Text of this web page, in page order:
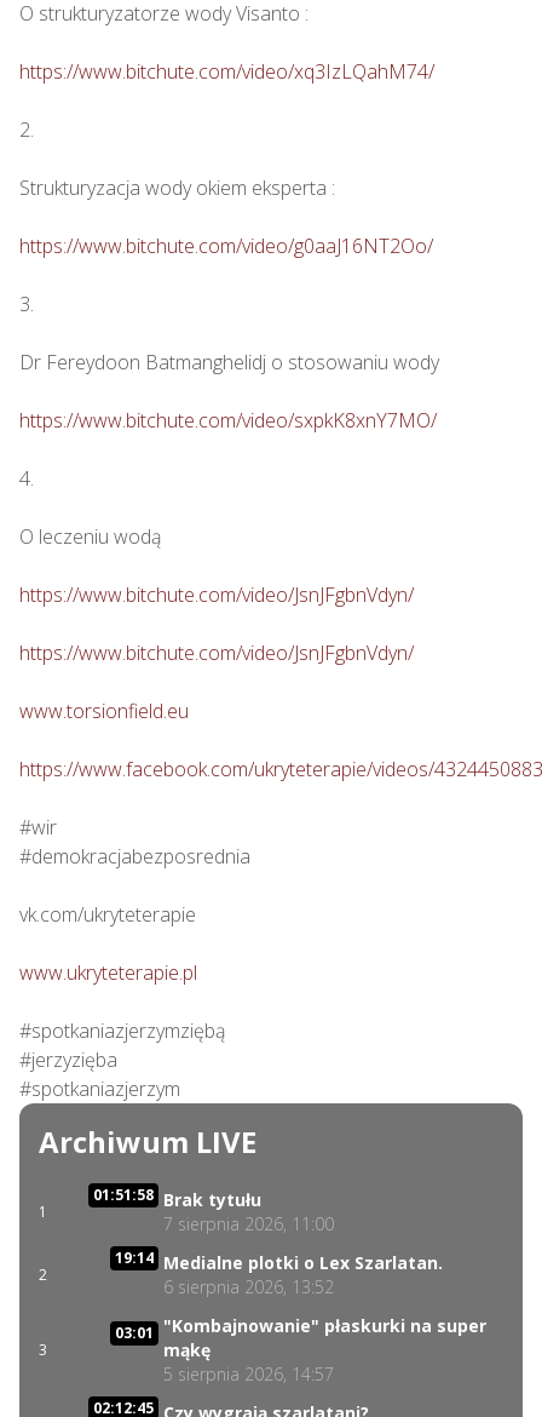
O strukturyzatorze wody Visanto :
https://www.bitchute.com/video/xq3IzLQahM74/
2.
Strukturyzacja wody okiem eksperta :
https://www.bitchute.com/video/g0aaJ16NT2Oo/
3.
Dr Fereydoon Batmanghelidj o stosowaniu wody
https://www.bitchute.com/video/sxpkK8xnY7MO/
4.
O leczeniu wodą
https://www.bitchute.com/video/JsnJFgbnVdyn/
https://www.bitchute.com/video/JsnJFgbnVdyn/
www.torsionfield.eu
https://www.facebook.com/ukryteterapie/videos/
#wir
#demokracjabezposrednia
vk.com/ukryteterapie
www.ukryteterapie.pl
#spotkaniazjerzymziębą
#jerzyzięba
#spotkaniazjerzym
Archiwum LIVE
1
01:51:58 Brak tytułu
7 sierpnia 2026, 11:00
2
19:14 Medialne plotki o Lex Szarlatan.
6 sierpnia 2026, 13:52
3
03:01
"Kombajnowanie" płaskurki na super
mąkę
5 sierpnia 2026, 14:57
02:12:45